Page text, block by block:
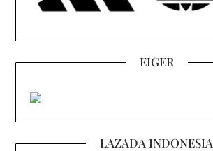
EIGER
LAZADA INDONESIA